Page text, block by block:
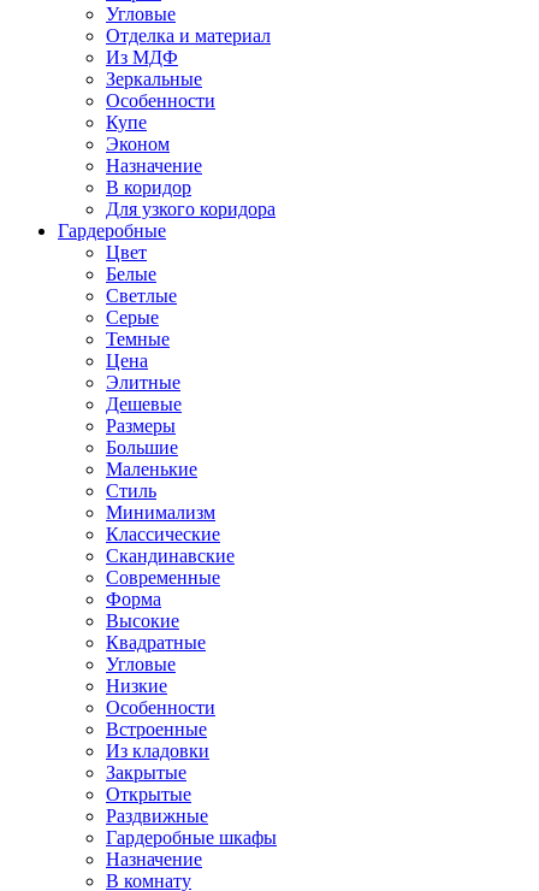
Угловые
Отделка и материал
Из МДФ
Зеркальные
Особенности
Купе
Эконом
Назначение
В коридор
Для узкого коридора
Гардеробные
Цвет
Белые
Светлые
Серые
Темные
Цена
Элитные
Дешевые
Размеры
Большие
Маленькие
Стиль
Минимализм
Классические
Скандинавские
Современные
Форма
Высокие
Квадратные
Угловые
Низкие
Особенности
Встроенные
Из кладовки
Закрытые
Открытые
Раздвижные
Гардеробные шкафы
Назначение
В комнату